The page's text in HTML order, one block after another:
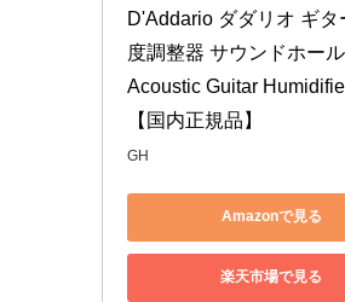
D'Addario ダダリオ ギタ
度調整器 サウンドホー
Acoustic Guitar
【国内正規品】
GH
Amazonで見る
楽天市場で見る